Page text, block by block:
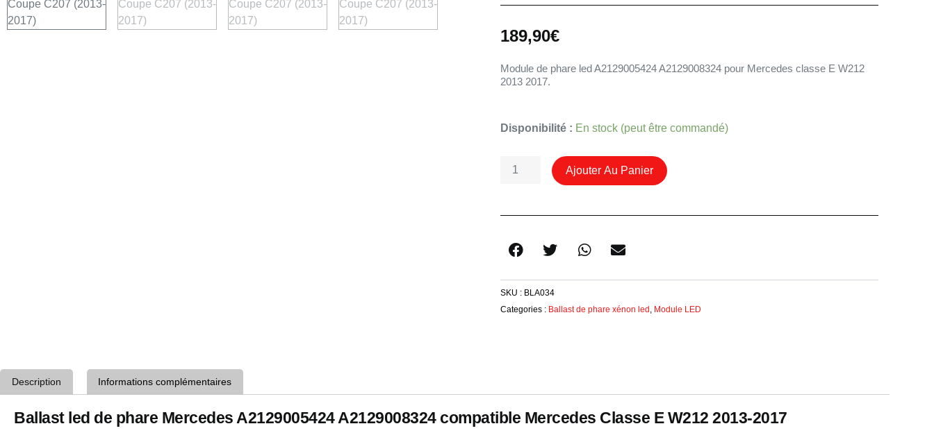
189,90€
Module de phare led A2129005424 A2129008324 pour Mercedes classe E W212
2013 2017.
Disponibilité : En stock (peut être commandé)
Quantité
Led
Classe
W212
2013+
Ajouter Au Panier
SKU : BLA034
Categories : Ballast de phare xénon led Module LED
Description Informations complémentaires
Ballast led de phare Mercedes A2129005424 A2129008324 compatible Mercedes Classe E W212 2013-2017